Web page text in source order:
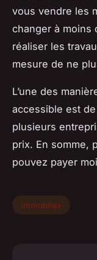
vous vendre les
changer à moins
réaliser les
mesure de ne
L’une des
accessible est
plusieurs
prix. En somme,
pouvez payer
Immobilier